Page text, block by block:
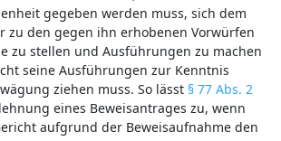
gegeben werden muss, sich dem
zu den gegen ihn erhobenen Vorwürfen
zu stellen und Ausführungen zu machen
seine Ausführungen zur Kenntnis
ziehen muss. So lässt § 77 Abs. 2
eines Beweisantrages zu, wenn
aufgrund der Beweisaufnahme den